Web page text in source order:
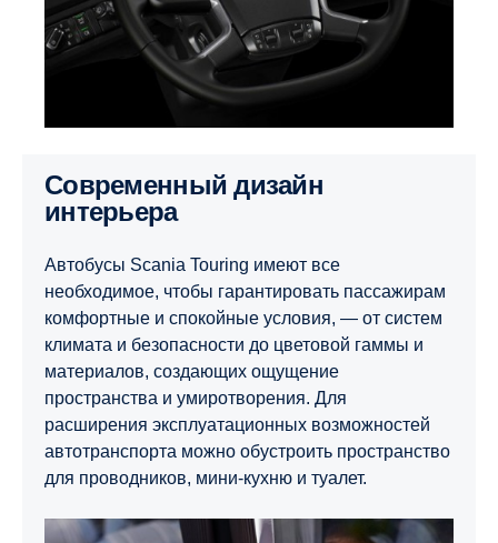
Современный дизайн
интерьера
Автобусы Scania Touring имеют все
необходимое, чтобы гарантировать пассажирам
комфортные и спокойные условия, — от систем
климата и безопасности до цветовой гаммы и
материалов, создающих ощущение
пространства и умиротворения. Для
расширения эксплуатационных возможностей
автотранспорта можно обустроить пространство
для проводников, мини-кухню и туалет.